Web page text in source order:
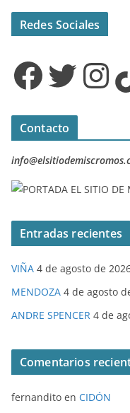
Redes Sociales
Facebook Twitter InstagramTikTok
Contacto
Entradas recientes
VIÑA 4 de agosto de
MENDOZA 4 de agosto
ANDRE SPENCER 4 de
Comentarios
fernandito en CIDÓN